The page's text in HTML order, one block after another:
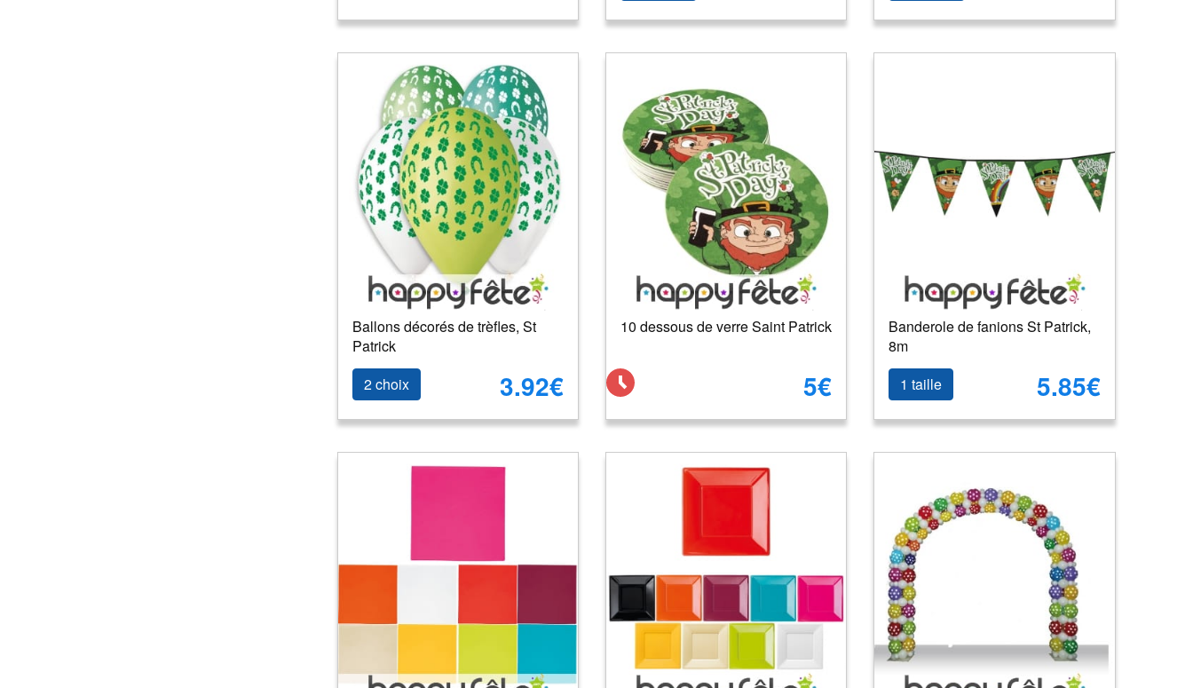
Ballons décorés de trèfles, St
Patrick
2 choix
3.92€
10 dessous de verre Saint Patrick
5€
Banderole de fanions St Patrick,
8m
1 taille
5.85€